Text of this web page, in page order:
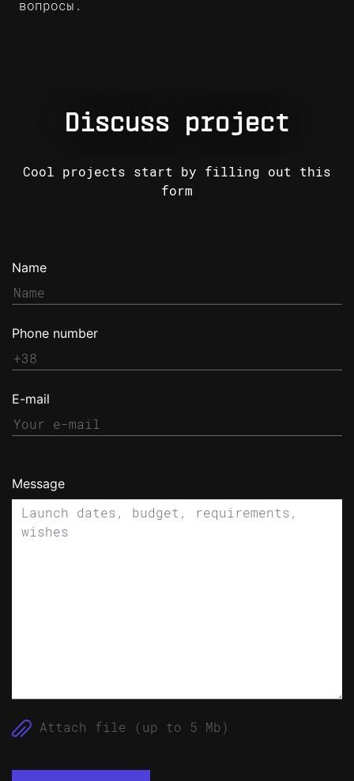
вопросы.
Discuss project
Cool projects start by filling out this
form
Name
Phone number
E-mail
Message
Attach file (up to 5 Mb)